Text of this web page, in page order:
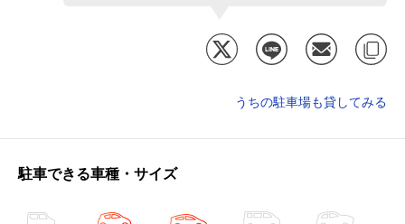
うちの駐車場も貸してみる
駐車できる車種・サイズ